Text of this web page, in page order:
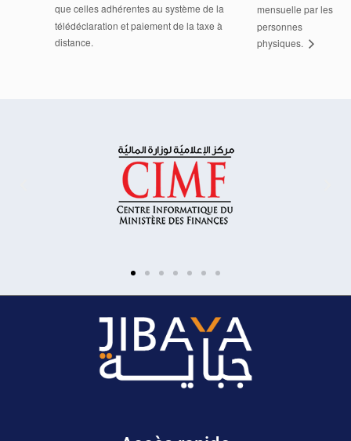
que celles adhérentes au système de la
télédéclaration et paiement de la taxe à
distance.
mensuelle par les
personnes
physiques.